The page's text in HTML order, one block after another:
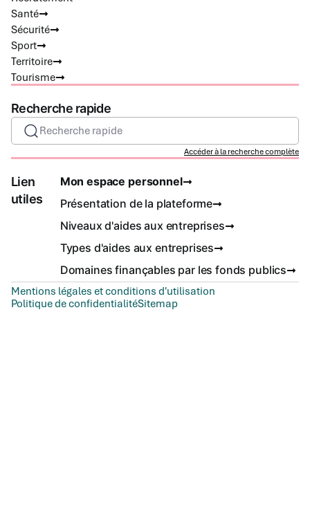
Santé
Sécurité
Sport
Territoire
Tourisme
Recherche rapide
Recherche rapide
Accéder à la recherche complète
Lien
utiles
Mon espace personnel
Présentation de la plateforme
Niveaux d'aides aux entreprises
Types d'aides aux entreprises
Domaines finançables par les fonds publics
Mentions légales et conditions d'utilisation
Politique de confidentialitéSitemap